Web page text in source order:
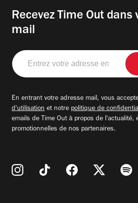
Recevez Time Out dans
mail
Entrez
votre
adresse
En entrant votre adresse mail, vous
d'utilisation et notre politique de
emails de Time Out à propos de l'actualité,
promotionnelles de nos partenaires.